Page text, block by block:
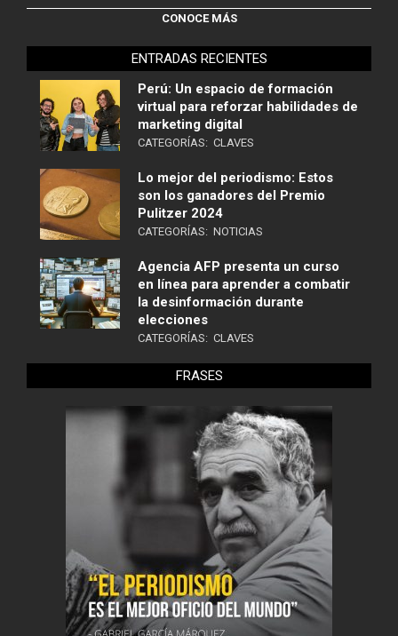
CONOCE MÁS
ENTRADAS RECIENTES
Perú: Un espacio de formación
virtual para reforzar habilidades de
marketing digital
CATEGORÍAS: CLAVES
Lo mejor del periodismo: Estos
son los ganadores del Premio
Pulitzer 2024
CATEGORÍAS: NOTICIAS
Agencia AFP presenta un curso
en línea para aprender a combatir
la desinformación durante
elecciones
CATEGORÍAS: CLAVES
FRASES